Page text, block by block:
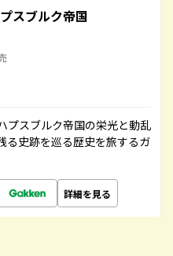
スブルク帝国
プスブルク帝国の栄光と動乱
る史跡を巡る歴史を旅するガ
詳細を見る